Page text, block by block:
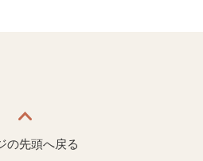
の先頭へ戻る